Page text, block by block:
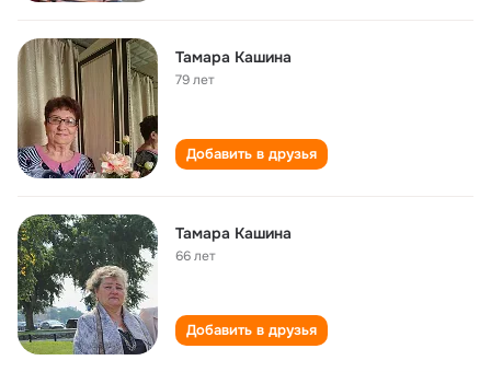
Тамара Кашина
79 лет
Добавить в друзья
Тамара Кашина
66 лет
Добавить в друзья